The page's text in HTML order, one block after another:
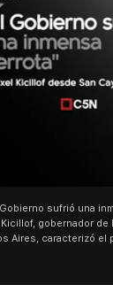
sufrió una inmensa
gobernador de la
caracterizó el
sábana con temas